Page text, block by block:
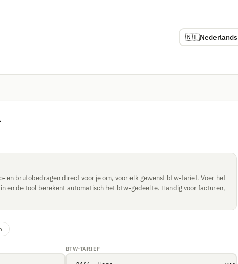
🇳🇱Nederlands
en brutobedragen direct voor je om, voor elk gewenst btw-tarief. Voer het
en de tool berekent automatisch het btw-gedeelte. Handig voor facturen,
BTW-TARIEF